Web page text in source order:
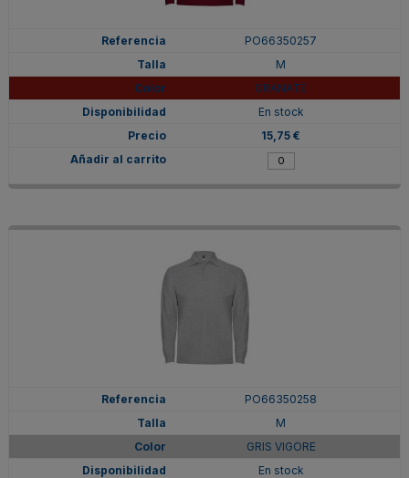
PO66350257
M
GRANATE
En stock
15,75 €
PO66350258
M
GRIS VIGORE
En stock